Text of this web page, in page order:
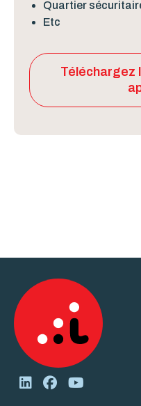
Quartier
Etc
Téléchargez